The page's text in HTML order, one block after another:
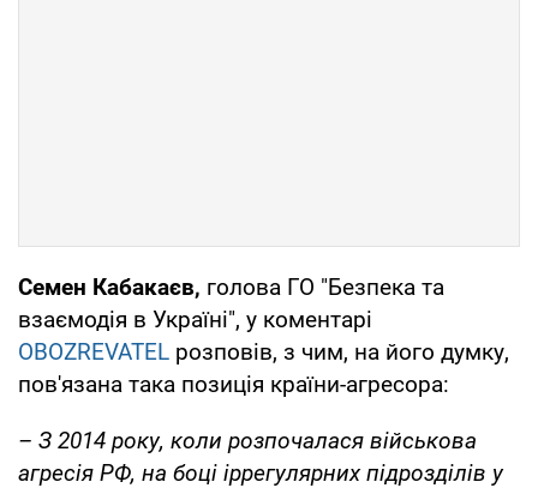
Семен Кабакаєв, голова ГО "Безпека та
взаємодія в Україні", у коментарі
OBOZREVATEL розповів, з чим, на його думку,
пов'язана така позиція країни-агресора:
– З 2014 року, коли розпочалася військова
агресія РФ, на боці іррегулярних підрозділів у